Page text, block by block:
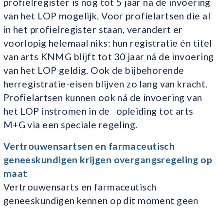
profielregister is nog tot 5 jaar na de invoering
van het LOP mogelijk. Voor profielartsen die al
in het profielregister staan, verandert er
voorlopig helemaal niks: hun registratie én titel
van arts KNMG blijft tot 30 jaar ná de invoering
van het LOP geldig. Ook de bijbehorende
herregistratie-eisen blijven zo lang van kracht.
Profielartsen kunnen ook ná de invoering van
het LOP instromen in de opleiding tot arts
M+G via een speciale regeling.
Vertrouwensartsen en farmaceutisch
geneeskundigen krijgen overgangsregeling op
maat
Vertrouwensarts en farmaceutisch
geneeskundigen kennen op dit moment geen